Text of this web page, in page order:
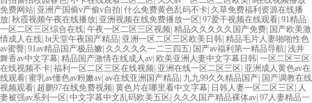
免费网站| 亚洲产国偷v产偷v自拍| 什么免费黄色乱码不卡| 久草免费福利资源在线播
放| 秋霞视频午夜在线播放| 亚洲视频在线免费播放一区| 97爱干视频在线观看| 91精品
一区二区三区综合在线| 午夜一区二区三区视频| 精品久久久久久国产免费| 国产欧美激
情成人在线| bt天堂午夜国产精品| 亚洲一区二区三区欧美日韩| 精品毛片人妻啪啪性色
av蜜臀| 91av精品国产极品嫩| 久久久久久一二三四五| 国产av福利第一精品导航| 浅井
舞香av中文字幕| 精品国产激情在线成人av| 欧美亚洲人妻中文字幕日韩| 一区二区三区
在线视频不卡| 福利一区二区三区在线视频| 亚洲在线一区二区三区| 亚洲成人黄色av在
线观看| 蜜乳av懂色av粉嫩av| av在线亚洲国产精品| 九九99久久精品国产| 国产调教在线
视频观看| 超鹏97在线免费视频| 黄色片在哪里看中文字幕| 日韩人妻一区二区三区| 人
妻被强av系列一区| 中文字幕中文乱码欧美五区| 久久久国产精品裸体av| 97人妻精品一